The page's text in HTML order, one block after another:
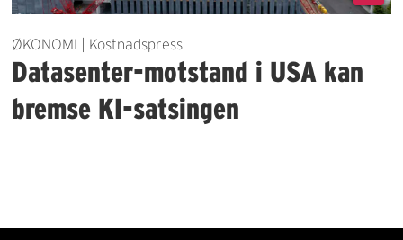
ØKONOMI | Kostnadspress
Datasenter-motstand i USA kan
bremse KI-satsingen